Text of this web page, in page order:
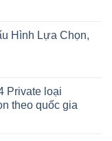
Hình Lựa Chọn,
Private loại
theo quốc gia